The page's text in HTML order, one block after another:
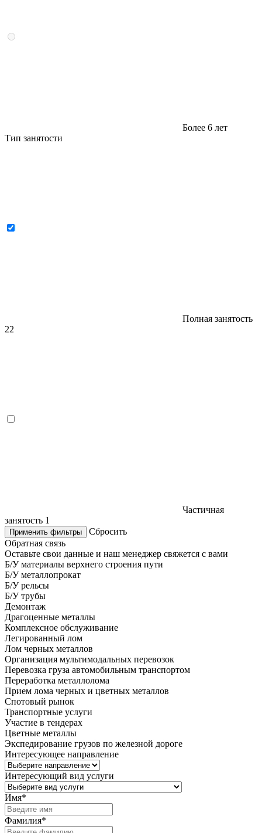
Более 6 лет
Тип занятости
Полная занятость
22
Частичная
занятость 1
Применить фильтры
Сбросить
Обратная связь
Оставьте свои данные и наш менеджер свяжется с вами
Б/У материалы верхнего строения пути
Б/У металлопрокат
Б/У рельсы
Б/У трубы
Демонтаж
Драгоценные металлы
Комплексное обслуживание
Легированный лом
Лом черных металлов
Организация мультимодальных перевозок
Перевозка груза автомобильным транспортом
Переработка металлолома
Прием лома черных и цветных металлов
Спотовый рынок
Транспортные услуги
Участие в тендерах
Цветные металлы
Экспедирование грузов по железной дороге
Интересующее направление
Интересующий вид услуги
Имя*
Фамилия*